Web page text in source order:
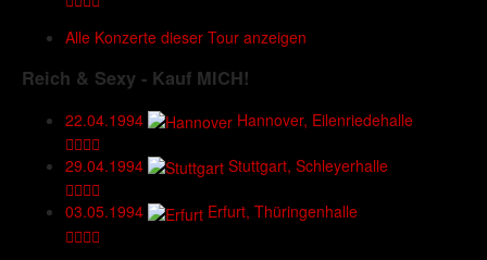
Alle Konzerte dieser Tour anzeigen
Reich & Sexy - Kauf MICH!
22.04.1994 Hannover, Eilenriedehalle
29.04.1994 Stuttgart, Schleyerhalle
03.05.1994 Erfurt, Thüringenhalle